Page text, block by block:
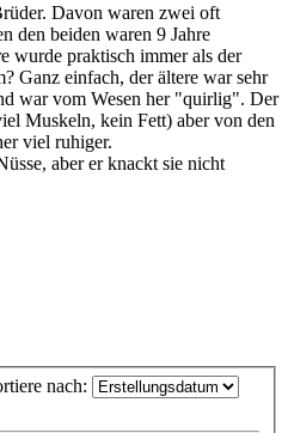
Davon waren zwei oft
den beiden waren 9 Jahre
wurde praktisch immer als der
Ganz einfach, der ältere war sehr
war vom Wesen her "quirlig". Der
Muskeln, kein Fett) aber von den
viel ruhiger.
aber er knackt sie nicht
nach: